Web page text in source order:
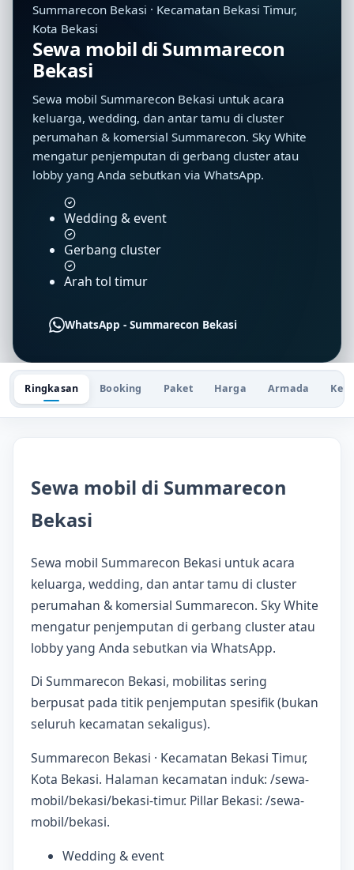
Summarecon Bekasi · Kecamatan Bekasi Timur,
Kota Bekasi
Sewa mobil di Summarecon
Bekasi
Sewa mobil Summarecon Bekasi untuk acara
keluarga, wedding, dan antar tamu di cluster
perumahan & komersial Summarecon. Sky White
mengatur penjemputan di gerbang cluster atau
lobby yang Anda sebutkan via WhatsApp.
Wedding & event
Gerbang cluster
Arah tol timur
WhatsApp - Summarecon Bekasi
Ringkasan Booking Paket Harga Armada
Sewa mobil di Summarecon
Bekasi
Sewa mobil Summarecon Bekasi untuk acara
keluarga, wedding, dan antar tamu di cluster
perumahan & komersial Summarecon. Sky White
mengatur penjemputan di gerbang cluster atau
lobby yang Anda sebutkan via WhatsApp.
Di Summarecon Bekasi, mobilitas sering
berpusat pada titik penjemputan spesifik (bukan
seluruh kecamatan sekaligus).
Summarecon Bekasi · Kecamatan Bekasi Timur,
Kota Bekasi. Halaman kecamatan induk: /sewa-
mobil/bekasi/bekasi-timur. Pillar Bekasi: /sewa-
mobil/bekasi.
Wedding & event